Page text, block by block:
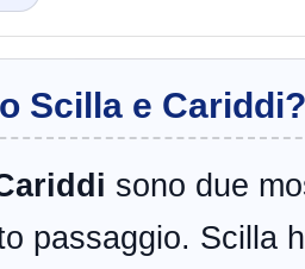
Scilla e Cariddi?
sono due
passaggio. Scilla